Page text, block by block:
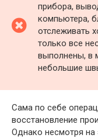
прибора,
компьютера,
отслеживать
только все
выполнены, в
небольшие
Сама по себе
восстановление
Однако несмотря на